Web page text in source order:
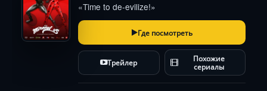
«Time to de-evilize!»
Где посмотреть
Трейлер Похожие
сериалы